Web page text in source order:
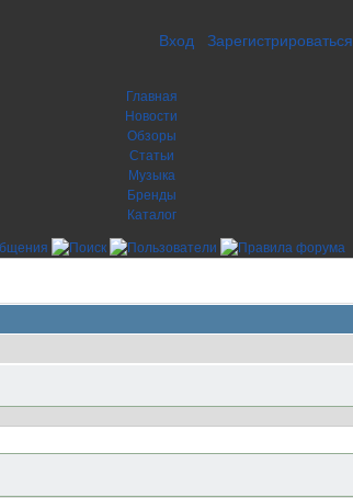
Вход Зарегистрироваться
Главная
Новости
Обзоры
Статьи
Музыка
Бренды
Каталог